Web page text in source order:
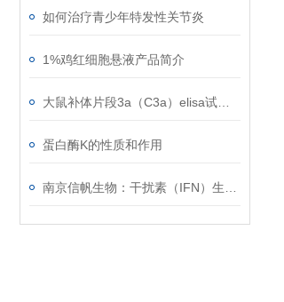
如何治疗青少年特发性关节炎
1%鸡红细胞悬液产品简介
蛋白酶K的性质和作用